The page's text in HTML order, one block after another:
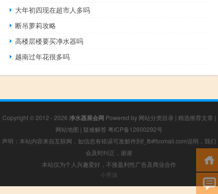
大年初四现在超市人多吗
断吊萝莉攻略
高楼层楼要买净水器吗
越南过年花很多吗
Copyright © 2012 - 2026 净水器展会网 Powered by 网站分类目录 | 精选推荐文章 |
网站地图 | 疑难解答 粤ICP备12600292号
声明：本站内容来自互联网，如信息有错误可发邮件到f_fb#foxmail.com说明，我们
会及时纠正，谢谢
本站仅为个人兴趣爱好，不接盈利性广告及商业合作
小男孩